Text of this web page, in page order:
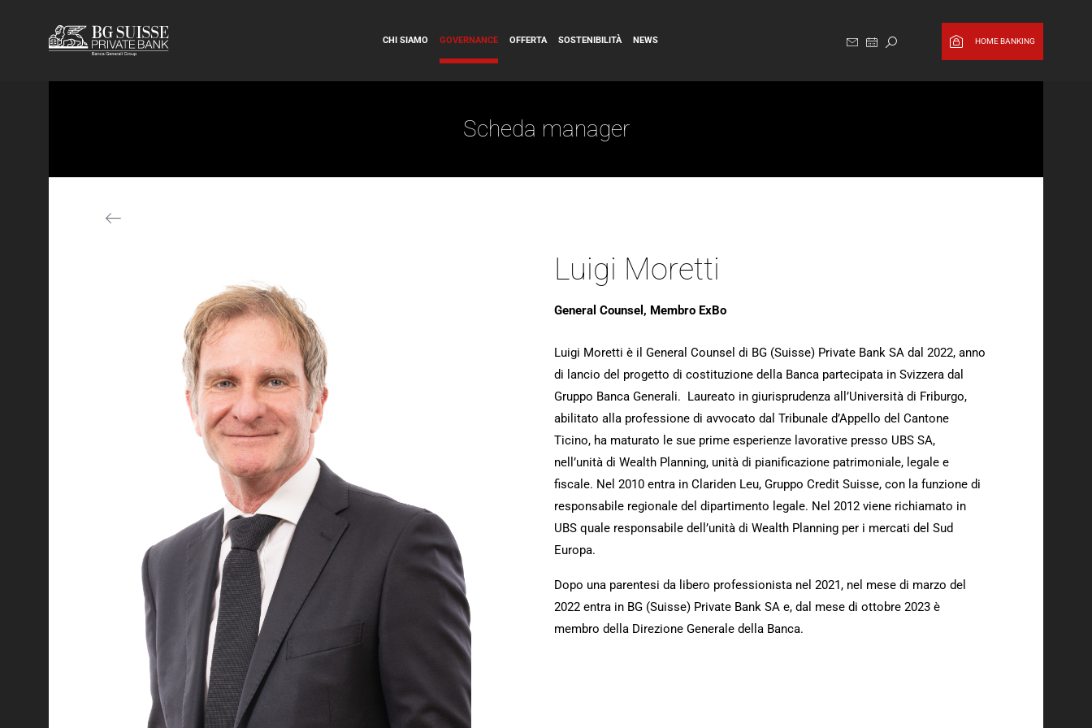
CHI SIAMO GOVERNANCE OFFERTA SOSTENIBILITÀ NEWS HOME BANKING
Scheda manager
Luigi Moretti
General Counsel, Membro ExBo
Luigi Moretti è il General Counsel di BG (Suisse) Private Bank SA dal 2022, anno
di lancio del progetto di costituzione della Banca partecipata in Svizzera dal
Gruppo Banca Generali. Laureato in giurisprudenza all’Università di Friburgo,
abilitato alla professione di avvocato dal Tribunale d’Appello del Cantone
Ticino, ha maturato le sue prime esperienze lavorative presso UBS SA,
nell’unità di Wealth Planning, unità di pianificazione patrimoniale, legale e
fiscale. Nel 2010 entra in Clariden Leu, Gruppo Credit Suisse, con la funzione di
responsabile regionale del dipartimento legale. Nel 2012 viene richiamato in
UBS quale responsabile dell’unità di Wealth Planning per i mercati del Sud
Europa.
Dopo una parentesi da libero professionista nel 2021, nel mese di marzo del
2022 entra in BG (Suisse) Private Bank SA e, dal mese di ottobre 2023 è
membro della Direzione Generale della Banca.